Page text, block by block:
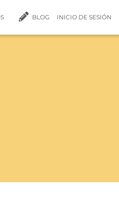
BLOG INICIO DE SESIÓN